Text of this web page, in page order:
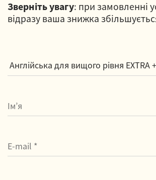
Зверніть увагу: при замовленні
відразу ваша знижка